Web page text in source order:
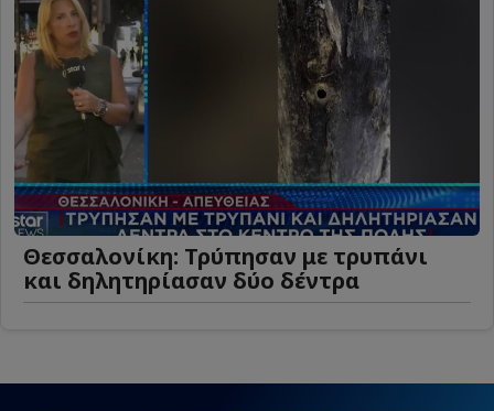
Θεσσαλονίκη: Τρύπησαν με τρυπάνι
και δηλητηρίασαν δύο δέντρα